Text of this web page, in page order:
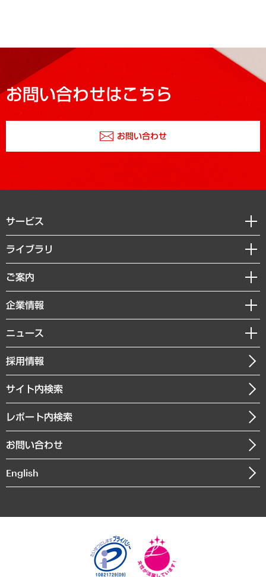
お問い合わせはこちら
お問い合わせ
サービス
経営戦略
組織・人事戦略
デジタルイノベーション
共生・ダイバーシティ
GRC（ガバナンス・リスク・コンプライアンス）・防災（政策）
経済・産業・雇用・労働
まちづくり・観光・交通・スポーツ・スマートシティ
自然資源・農林水産業・食料システム
ライブラリ
経済調査
レポート
コラム
経営用語集
受託・受注実績（官公庁関連）
メディア掲載・出演
ご案内
セミナー・イベント情報
MUFGビジネスセミナー
受託案件情報
企業情報
私たちの想い
社長メッセージ
会社概要
沿革
組織図・本部部室紹介
インドネシア現地法人
個人情報保護方針
ニュース
ニュースリリース
お知らせ
採用情報
サイト内検索
レポート内検索
お問い合わせ
English